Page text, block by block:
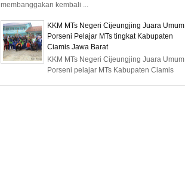
membanggakan kembali ...
KKM MTs Negeri Cijeungjing Juara Umum
Porseni Pelajar MTs tingkat Kabupaten
Ciamis Jawa Barat
KKM MTs Negeri Cijeungjing Juara Umum
Porseni pelajar MTs Kabupaten Ciamis